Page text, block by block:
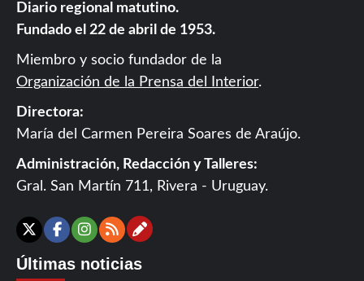
Diario regional matutino.
Fundado el 22 de abril de 1953.
Miembro y socio fundador de la
Organización de la Prensa del Interior.
Directora:
María del Carmen Pereira Soares de Araújo.
Administración, Redacción y Talleres:
Gral. San Martín 711, Rivera - Uruguay.
X Facebook
Instagram
RSSContáctanos
Últimas noticias